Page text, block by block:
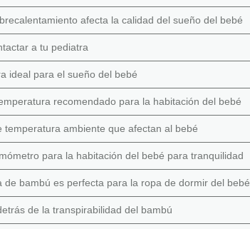
afecta la calidad del sueño del bebé
a tu pediatra
ideal para el sueño del bebé
recomendado para la habitación del bebé
temperatura ambiente que afectan al bebé
para la habitación del bebé para tranquilidad
de bambú es perfecta para la ropa de dormir del bebé
de la transpirabilidad del bambú